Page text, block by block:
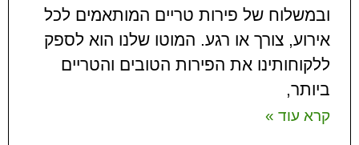
ובמשלוח של פירות טריים המותאמים לכל
אירוע, צורך או רגע. המוטו שלנו הוא לספק
ללקוחותינו את הפירות הטובים והטריים
ביותר,
קרא עוד »